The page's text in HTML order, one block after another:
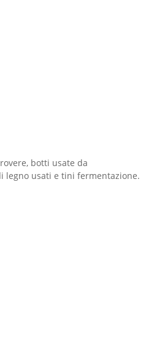
botti usate da
legno usati e tini fermentazione.